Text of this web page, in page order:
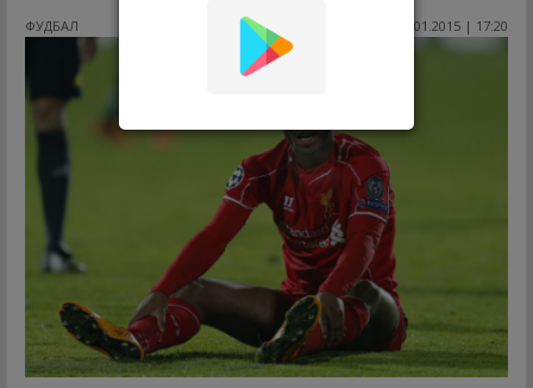
ФУДБАЛ 10.01.2015 | 17:20